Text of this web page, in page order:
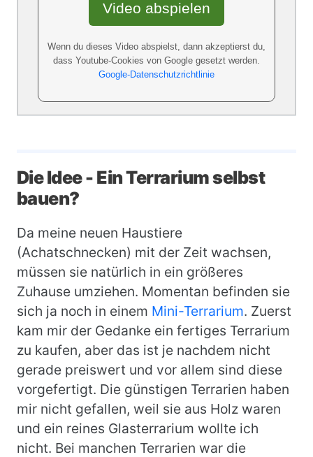
Video abspielen
Wenn du dieses Video abspielst, dann akzeptierst du,
dass Youtube-Cookies von Google gesetzt werden.
Google-Datenschutzrichtlinie
Die Idee - Ein Terrarium selbst
bauen?
Da meine neuen Haustiere
(Achatschnecken) mit der Zeit wachsen,
müssen sie natürlich in ein größeres
Zuhause umziehen. Momentan befinden sie
sich ja noch in einem Mini-Terrarium. Zuerst
kam mir der Gedanke ein fertiges Terrarium
zu kaufen, aber das ist je nachdem nicht
gerade preiswert und vor allem sind diese
vorgefertigt. Die günstigen Terrarien haben
mir nicht gefallen, weil sie aus Holz waren
und ein reines Glasterrarium wollte ich
nicht. Bei manchen Terrarien war die